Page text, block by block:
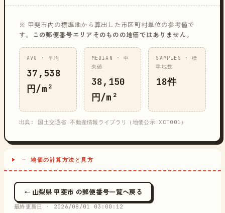
※ 甲斐市内の標準地から算出した市区町村単位の参考値で
す。
この郵便番号エリアそのものの地価ではありません。
AVG · 平均
37,538
円/m²
MEDIAN · 中
央値
38,150
円/m²
SAMPLES · 標
準地数
18件
出典: 国土交通省 不動産情報ライブラリ（地価公示 XCT001）
─ 地価の計算方法と見方
← 山梨県 甲斐市 の郵便番号一覧へ戻る
最終更新日 · 2026/08/01 03:00:12